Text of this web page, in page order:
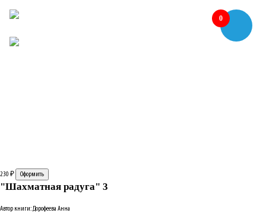
0
230 ₽
"Шахматная радуга" 3
Автор книги: Дорофеева Анна